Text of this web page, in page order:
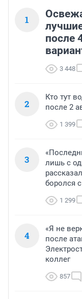
1
после
3 448
2
Кто тут
после 2
1 399
3
лишь с
боролся
1 299
4
«Я не
после
коллег
857